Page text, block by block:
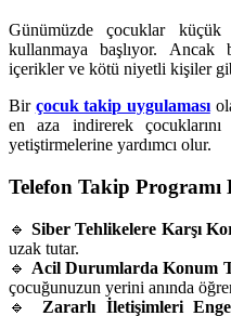
Günümüzde çocuklar küçük
kullanmaya başlıyor. Ancak
içerikler ve kötü niyetli kişiler
Bir çocuk takip uygulaması
en aza indirerek
yetiştirmelerine yardımcı olur.
Telefon Takip
🔹 Siber Tehlikelere Karşı
uzak tutar.
🔹 Acil Durumlarda Konum
çocuğunuzun yerini anında
🔹 Zararlı İletişimleri